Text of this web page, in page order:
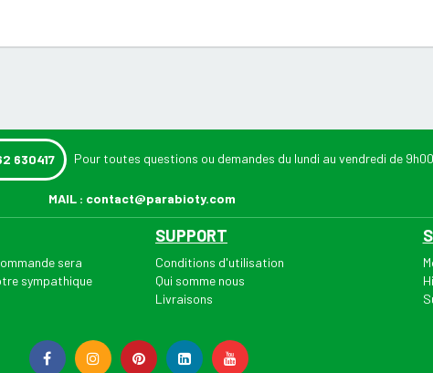
630417 Pour toutes questions ou demandes du lundi au vendredi de
MAIL : contact@parabioty.com
sera
sympathique
SUPPORT
Conditions d'utilisation
Qui somme nous
Livraisons